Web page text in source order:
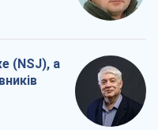
(NSJ), а